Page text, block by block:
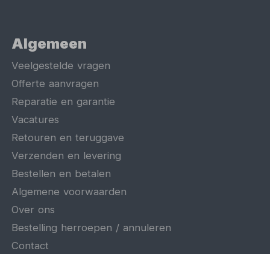
Algemeen
Veelgestelde vragen
Offerte aanvragen
Reparatie en garantie
Vacatures
Retouren en teruggave
Verzenden en levering
Bestellen en betalen
Algemene voorwaarden
Over ons
Bestelling herroepen / annuleren
Contact